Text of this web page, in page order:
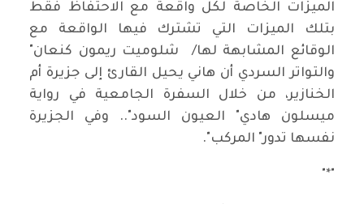
الميزات الخاصة لكل واقعة مع الاحتفاظ فقط
بتلك الميزات التي تشترك فيها الواقعة مع
الوقائع المشابهة لها/ شلوميت ريمون كنعان"
والتواتر السردي أن هاني يحيل القارئ إلى جزيرة أم
الخنازير، من خلال السفرة الجامعية في رواية
ميسلون هادي" العيون السود".. وفي الجزيرة
نفسها تدور" المركب".
"*"